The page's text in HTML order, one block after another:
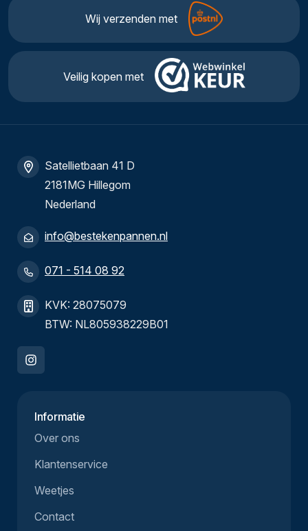
Wij verzenden met
Veilig kopen met
Satellietbaan 41 D
2181MG Hillegom
Nederland
info@bestekenpannen.nl
071 - 514 08 92
KVK: 28075079
BTW: NL805938229B01
Informatie
Over ons
Klantenservice
Weetjes
Contact